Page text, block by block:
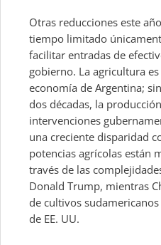
Otras reducciones este
tiempo limitado
facilitar entradas de
gobierno. La agricultura
economía de Argentina;
dos décadas, la
intervenciones
una creciente disparidad
potencias agrícolas están
través de las
Donald Trump, mientras
de cultivos
de EE. UU.